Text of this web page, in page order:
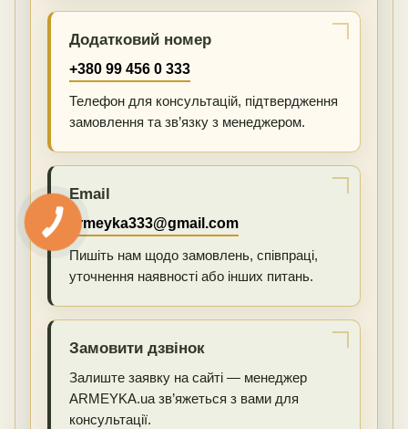
Додатковий номер
+380 99 456 0 333
Телефон для консультацій, підтвердження
замовлення та зв’язку з менеджером.
Email
armeyka333@gmail.com
Пишіть нам щодо замовлень, співпраці,
уточнення наявності або інших питань.
Замовити дзвінок
Залиште заявку на сайті — менеджер
ARMEYKA.ua зв’яжеться з вами для
консультації.